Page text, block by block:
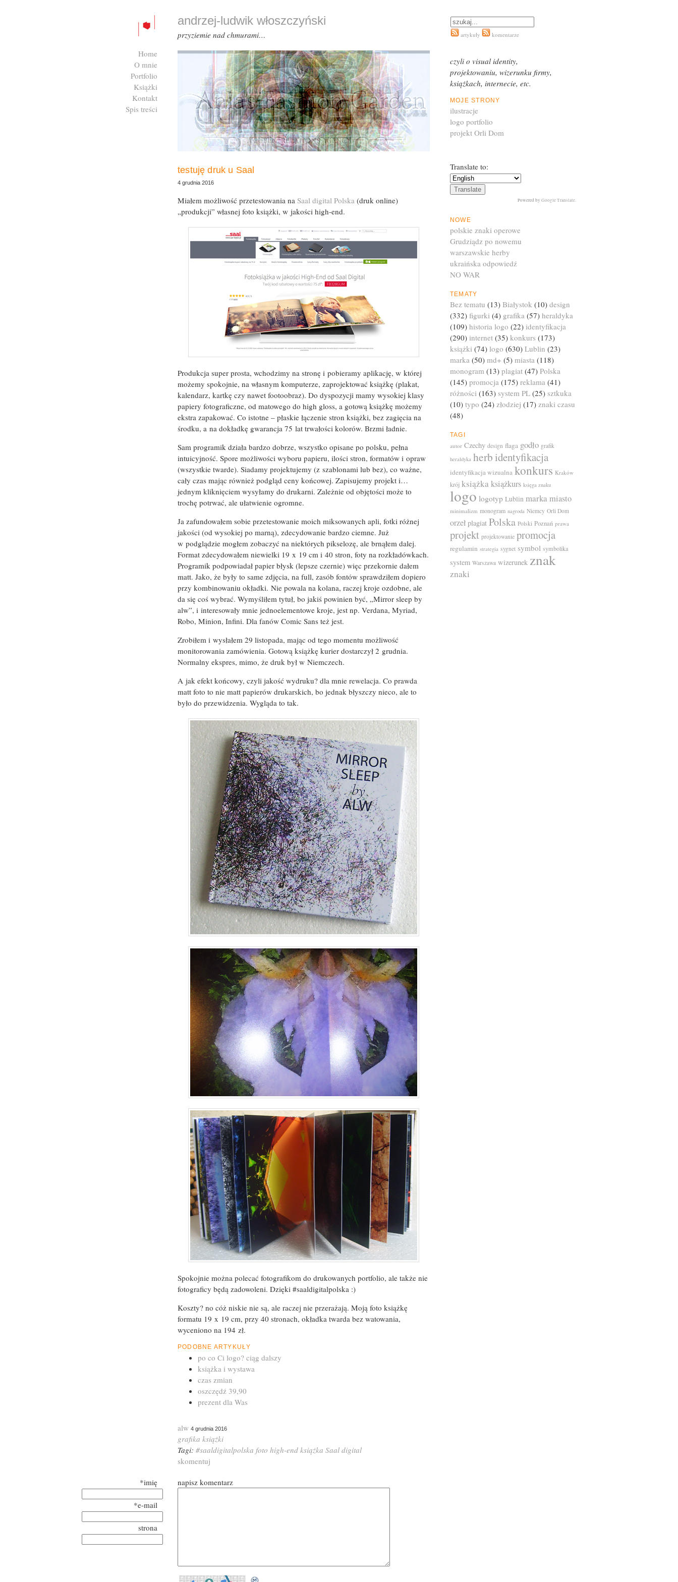
testuję druk u Saal
4 grudnia 2016
Miałem możliwość przetestowania na Saal digital Polska (druk online)
„produkcji” własnej foto książki, w jakości high-end.
Produkcja super prosta, wchodzimy na stronę i pobieramy aplikację, w której
możemy spokojnie, na własnym komputerze, zaprojektować książkę (plakat,
kalendarz, kartkę czy nawet footoobraz). Do dyspozycji mamy wysokiej klasy
papiery fotograficzne, od matowego do high gloss, a gotową książkę możemy
ekstra zapakować. Co istotne – płaskie łączenie stron książki, bez zagięcia na
środku, a na dokładkę gwarancja 75 lat trwałości kolorów. Brzmi ładnie.
Sam programik działa bardzo dobrze, wszystko opisane po polsku, pełna
intuicyjność. Spore możliwości wyboru papieru, ilości stron, formatów i opraw
(wszystkie twarde). Siadamy projektujemy (z szablonami lub bez), co ważne,
cały czas mając również podgląd ceny końcowej. Zapisujemy projekt i…
jednym kliknięciem wysyłamy do drukarni. Zależnie od objętości może to
trochę potrwać, ale ułatwienie ogromne.
Ja zafundowałem sobie przetestowanie moich miksowanych apli, fotki różnej
jakości (od wysokiej po marną), zdecydowanie bardzo ciemne. Już
w podglądzie mogłem zobaczyć na niektórych pikselozę, ale brnąłem dalej.
Format zdecydowałem niewielki 19 x 19 cm i 40 stron, foty na rozkładówkach.
Programik podpowiadał papier błysk (lepsze czernie) więc przekornie dałem
matt. Jako, że były to same zdjęcia, na full, zasób fontów sprawdziłem dopiero
przy kombinowaniu okładki. Nie powala na kolana, raczej kroje ozdobne, ale
da się coś wybrać. Wymyśliłem tytuł, bo jakiś powinien być, „Mirror sleep by
alw”, i interesowały mnie jednoelementowe kroje, jest np. Verdana, Myriad,
Robo, Minion, Infini. Dla fanów Comic Sans też jest.
Zrobiłem i wysłałem 29 listopada, mając od tego momentu możliwość
monitorowania zamówienia. Gotową książkę kurier dostarczył 2 grudnia.
Normalny ekspres, mimo, że druk był w Niemczech.
A jak efekt końcowy, czyli jakość wydruku? dla mnie rewelacja. Co prawda
matt foto to nie matt papierów drukarskich, bo jednak błyszczy nieco, ale to
było do przewidzenia. Wygląda to tak.
Spokojnie można polecać fotografikom do drukowanych portfolio, ale także nie
fotograficy będą zadowoleni. Dzięki #saaldigitalpolska :)
Koszty? no cóż niskie nie są, ale raczej nie przerażają. Moją foto książkę
formatu 19 x 19 cm, przy 40 stronach, okładka twarda bez watowania,
wyceniono na 194 zł.
PODOBNE ARTYKUŁY
po co Ci logo? ciąg dalszy
książka i wystawa
czas zmian
oszczędź 39,90
prezent dla Was
alw 4 grudnia 2016
grafika książki
Tagi: #saaldigitalpolska foto high-end książka Saal digital
skomentuj
*imię
*e-mail
strona
napisz komentarz
Translate to:
Powered by Google Translate.
NOWE
polskie znaki operowe
Grudziądz po nowemu
warszawskie herby
ukraińska odpowiedź
NO WAR
TEMATY
Bez tematu (13) Białystok (10) design
(332) figurki (4) grafika (57) heraldyka
(109) historia logo (22) identyfikacja
(290) internet (35) konkurs (173)
książki (74) logo (630) Lublin (23)
marka (50) md+ (5) miasta (118)
monogram (13) plagiat (47) Polska
(145) promocja (175) reklama (41)
różności (163) system PL (25) sztkuka
(10) typo (24) złodziej (17) znaki czasu
(48)
TAGI
autor Czechy design flaga godło grafik
heraldyka herb identyfikacja
identyfikacja wizualna konkurs Kraków
krój książka książkurs księga znaku
logo logotyp Lublin marka miasto
minimalizm monogram nagroda Niemcy Orli Dom
orzeł plagiat Polska Polski Poznań prawa
projekt projektowanie promocja
regulamin strategia sygnet symbol symbolika
system Warszawa wizerunek znak
znaki
andrzej-ludwik włoszczyński
przyziemie nad chmurami… artykuły komentarze
Home
O mnie
Portfolio
Książki
Kontakt
Spis treści
czyli o visual identity,
projektowaniu, wizerunku firmy,
książkach, internecie, etc.
MOJE STRONY
ilustracje
logo portfolio
projekt Orli Dom